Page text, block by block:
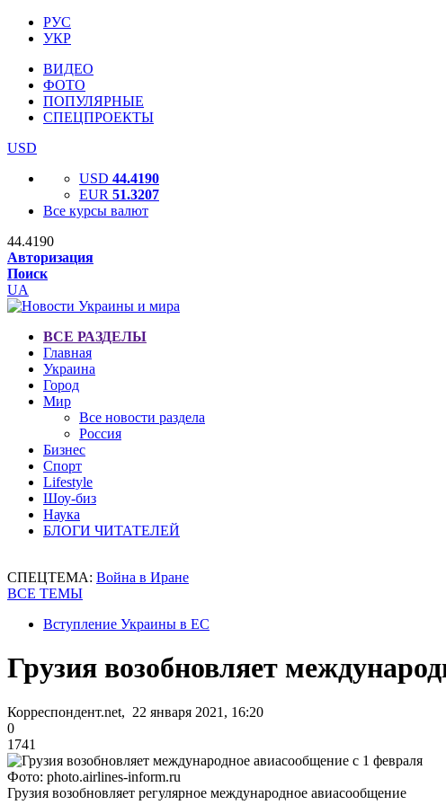
РУС
УКР
ВИДЕО
ФОТО
ПОПУЛЯРНЫЕ
СПЕЦПРОЕКТЫ
USD
USD 44.4190
EUR 51.3207
Все курсы валют
44.4190
Авторизация
Поиск
UA
ВСЕ РАЗДЕЛЫ
Главная
Украина
Город
Мир
Все новости раздела
Россия
Бизнес
Спорт
Lifestyle
Шоу-биз
Наука
БЛОГИ ЧИТАТЕЛЕЙ
СПЕЦТЕМА: Война в Иране
ВСЕ ТЕМЫ
Вступление Украины в ЕС
Грузия возобновляет
Корреспондент.net, 22 января 2021, 16:20
0
1741
Фото: photo.airlines-inform.ru
Грузия возобновляет регулярное международное авиасообщение